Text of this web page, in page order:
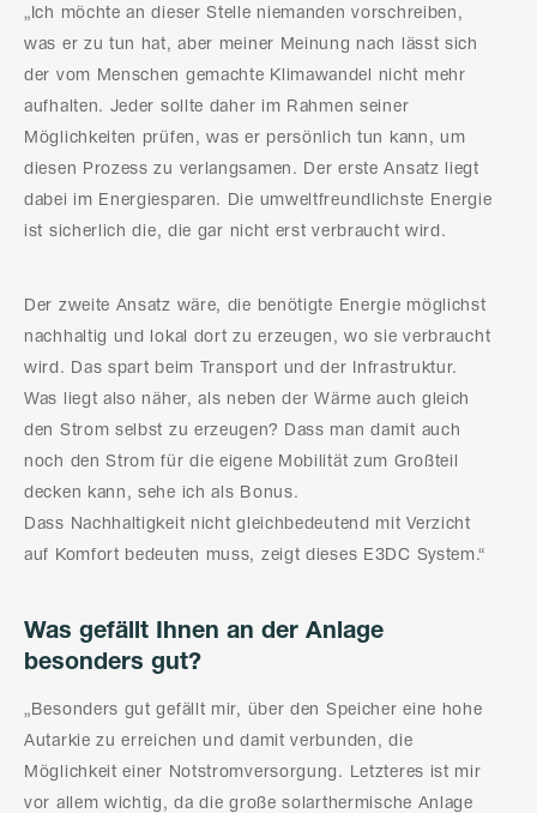
„Ich möchte an dieser Stelle niemanden vorschreiben,
was er zu tun hat, aber meiner Meinung nach lässt sich
der vom Menschen gemachte Klimawandel nicht mehr
aufhalten. Jeder sollte daher im Rahmen seiner
Möglichkeiten prüfen, was er persönlich tun kann, um
diesen Prozess zu verlangsamen. Der erste Ansatz liegt
dabei im Energiesparen. Die umweltfreundlichste Energie
ist sicherlich die, die gar nicht erst verbraucht wird.
Der zweite Ansatz wäre, die benötigte Energie möglichst
nachhaltig und lokal dort zu erzeugen, wo sie verbraucht
wird. Das spart beim Transport und der Infrastruktur.
Was liegt also näher, als neben der Wärme auch gleich
den Strom selbst zu erzeugen? Dass man damit auch
noch den Strom für die eigene Mobilität zum Großteil
decken kann, sehe ich als Bonus.
Dass Nachhaltigkeit nicht gleichbedeutend mit Verzicht
auf Komfort bedeuten muss, zeigt dieses E3DC System.“
Was gefällt Ihnen an der Anlage
besonders gut?
„Besonders gut gefällt mir, über den Speicher eine hohe
Autarkie zu erreichen und damit verbunden, die
Möglichkeit einer Notstromversorgung. Letzteres ist mir
vor allem wichtig, da die große solarthermische Anlage